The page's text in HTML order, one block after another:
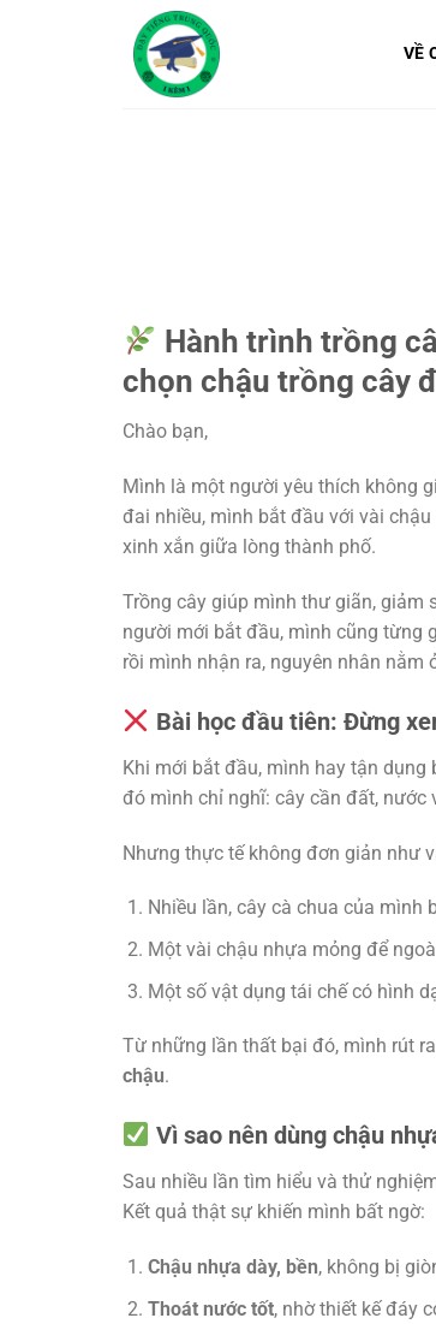
VỀ
Hành trình trồng
chọn chậu trồng cây
Chào bạn,
Mình là một người yêu thích không
đai nhiều, mình bắt đầu với vài
xinh xắn giữa lòng thành phố.
Trồng cây giúp mình thư giãn, giảm
người mới bắt đầu, mình cũng từng
rồi mình nhận ra, nguyên nhân
Bài học đầu tiên: Đừng
Khi mới bắt đầu, mình hay tận
đó mình chỉ nghĩ: cây cần đất,
Nhưng thực tế không đơn giản như
Nhiều lần, cây cà chua của mình
Một vài chậu nhựa mỏng để
Một số vật dụng tái chế có hình
Từ những lần thất bại đó, mình rút
chậu.
Vì sao nên dùng chậu
Sau nhiều lần tìm hiểu và thử
Kết quả thật sự khiến mình bất ngờ:
Chậu nhựa dày, bền, không bị
Thoát nước tốt, nhờ thiết kế đáy